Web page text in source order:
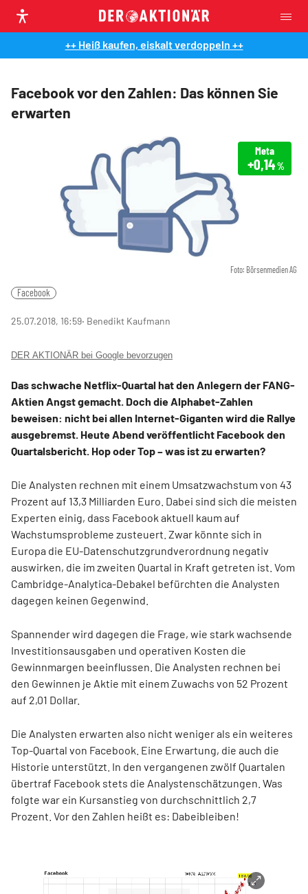
++ Heiß kaufen, eiskalt verdoppeln ++
Facebook vor den Zahlen: Das können Sie
erwarten
Foto: Börsenmedien AG
Meta
+0,14%
Facebook
25.07.2018, 16:59‧ Benedikt Kaufmann
DER AKTIONÄR bei Google bevorzugen
Das schwache Netflix-Quartal hat den Anlegern der FANG-
Aktien Angst gemacht. Doch die Alphabet-Zahlen
beweisen: nicht bei allen Internet-Giganten wird die Rallye
ausgebremst. Heute Abend veröffentlicht Facebook den
Quartalsbericht. Hop oder Top – was ist zu erwarten?
Die Analysten rechnen mit einem Umsatzwachstum von 43
Prozent auf 13,3 Milliarden Euro. Dabei sind sich die meisten
Experten einig, dass Facebook aktuell kaum auf
Wachstumsprobleme zusteuert. Zwar könnte sich in
Europa die EU-Datenschutzgrundverordnung negativ
auswirken, die im zweiten Quartal in Kraft getreten ist. Vom
Cambridge-Analytica-Debakel befürchten die Analysten
dagegen keinen Gegenwind.
Spannender wird dagegen die Frage, wie stark wachsende
Investitionsausgaben und operativen Kosten die
Gewinnmargen beeinflussen. Die Analysten rechnen bei
den Gewinnen je Aktie mit einem Zuwachs von 52 Prozent
auf 2,01 Dollar.
Die Analysten erwarten also nicht weniger als ein weiteres
Top-Quartal von Facebook. Eine Erwartung, die auch die
Historie unterstützt. In den vergangenen zwölf Quartalen
übertraf Facebook stets die Analystenschätzungen. Was
folgte war ein Kursanstieg von durchschnittlich 2,7
Prozent. Vor den Zahlen heißt es: Dabeibleiben!